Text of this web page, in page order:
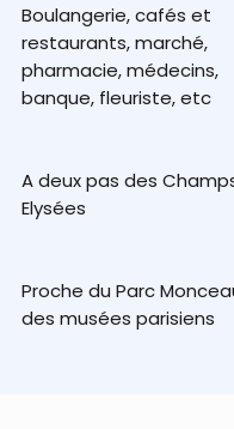
Boulangerie, cafés et
restaurants, marché,
pharmacie, médecins,
banque, fleuriste, etc
A deux pas des
Elysées
Proche du Parc
des musées parisiens